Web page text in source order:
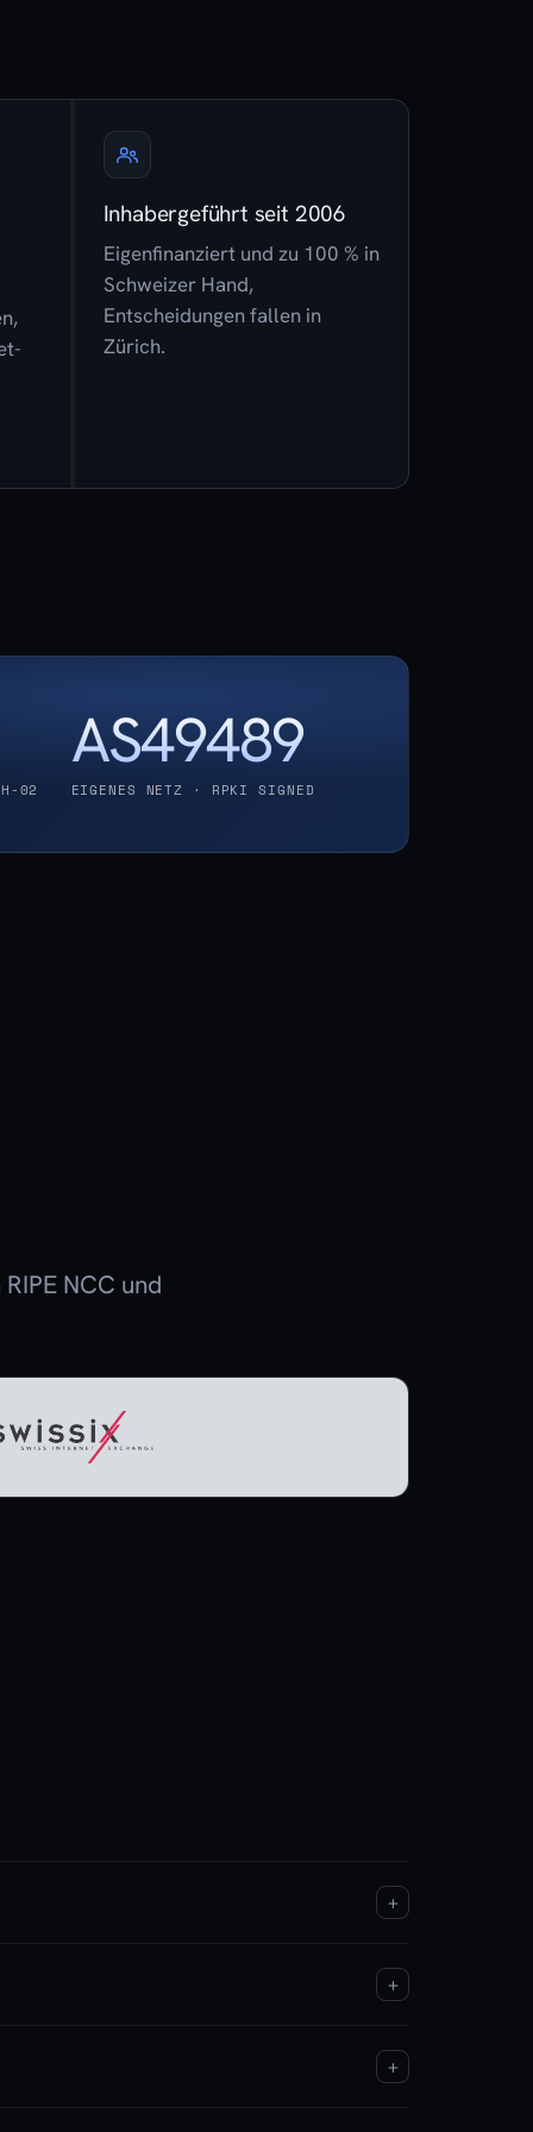
Inhabergeführt seit 2006
Eigenfinanziert und zu 100 % in
Schweizer Hand,
Entscheidungen fallen in
Zürich.
02
AS49489
EIGENES NETZ · RPKI SIGNED
NCC und
+
+
+